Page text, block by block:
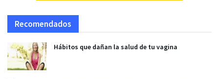
Recomendados
Hábitos que dañan la salud de tu vagina